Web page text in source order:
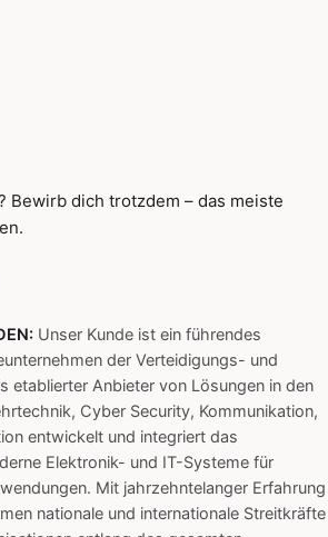
Bewirb dich trotzdem – das meiste
Unser Kunde ist ein führendes
der Verteidigungs- und
etablierter Anbieter von Lösungen in den
Cyber Security, Kommunikation,
entwickelt und integriert das
Elektronik- und IT-Systeme für
Mit jahrzehntelanger Erfahrung
nationale und internationale Streitkräfte